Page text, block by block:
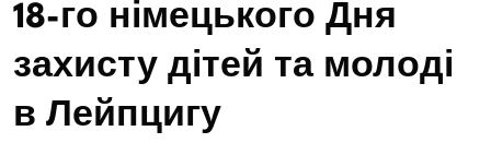
18-го німецького Дня
захисту дітей та молоді
в Лейпцигу